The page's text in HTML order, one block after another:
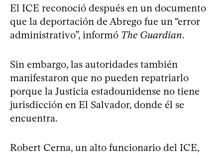
El ICE reconoció después en un documento
que la deportación de Abrego fue un “error
administrativo”, informó The Guardian.
Sin embargo, las autoridades también
manifestaron que no pueden repatriarlo
porque la Justicia estadounidense no tiene
jurisdicción en El Salvador, donde él se
encuentra.
Robert Cerna, un alto funcionario del ICE,